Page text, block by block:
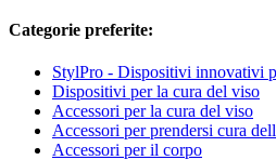
Categorie preferite:
StylPro - Dispositivi innovativi
Dispositivi per la cura del viso
Accessori per la cura del viso
Accessori per prendersi cura
Accessori per il corpo